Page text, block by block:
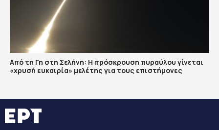
Από τη Γη στη Σελήνη: Η πρόσκρουση πυραύλου γίνεται
«χρυσή ευκαιρία» μελέτης για τους επιστήμονες